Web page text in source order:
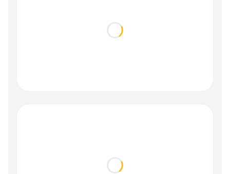
Loading...
Loading...